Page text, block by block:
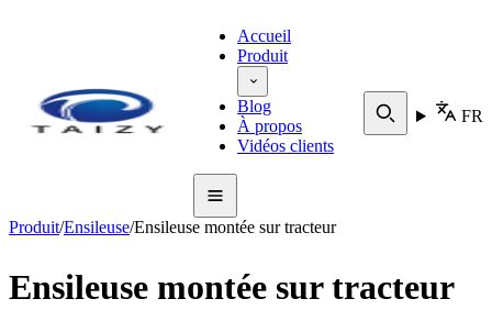
Accueil
Produit
Blog
À propos
Vidéos clients
FR
Produit/Ensileuse/Ensileuse montée sur tracteur
Ensileuse montée sur tracteur